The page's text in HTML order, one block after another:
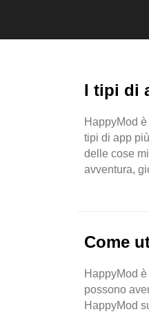
I tipi di
HappyMod
tipi di app
delle cose
avventura,
Come
HappyMod
possono
HappyMod